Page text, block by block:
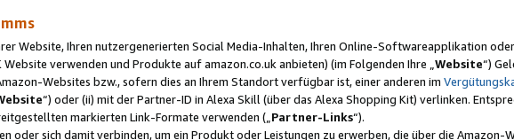
Website, Ihren nutzergenerierten Social Media-Inhalten, Ihren Online-Softwareapplikation
verwenden und Produkte auf amazon.co.uk anbieten) (im Folgenden Ihre „ Website“)
Websites bzw., sofern dies an Ihrem Standort verfügbar ist, einer anderen im
“) oder (ii) mit der Partner-ID in Alexa Skill (über das Alexa Shopping Kit) verlinken.
markierten Link-Formate verwenden („ Partner-Links“).
oder sich damit verbinden, um ein Produkt oder Leistungen zu erwerben, die über die